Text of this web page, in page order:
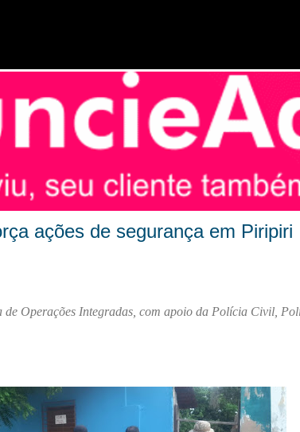
ações de segurança em Piripiri
de Operações Integradas, com apoio da Polícia Civil,